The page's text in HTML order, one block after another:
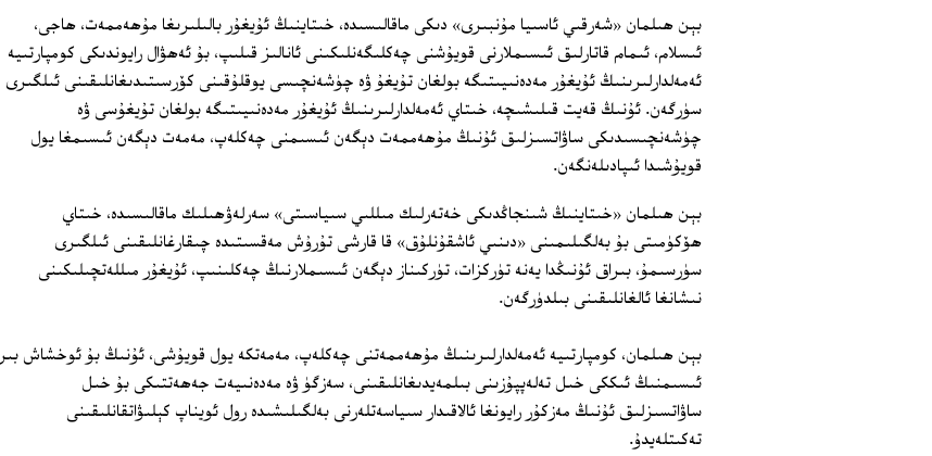
بېن ھىلمان «شەرقىي ئاسىيا مۇنبىرى» دىكى ماقالىسىدە، خىتاينىڭ ئۇيغۇر بالىلىرىغا مۇھەممەت، ھاجى،
ئىسلام، ئىمام قاتارلىق ئىسىملارنى قويۇشنى چەكلىگەنلىكىنى ئانالىز قىلىپ، بۇ ئەھۋال رايوندىكى كومپارتىيە
ئەمەلدارلىرىنىڭ ئۇيغۇر مەدەنىيىتىگە بولغان تۇيغۇ ۋە چۈشەنچىسى يوقلۇقىنى كۆرسىتىدىغانلىقىنى ئىلگىرى
سۈرگەن. ئۇنىڭ قەيت قىلىشىچە، خىتاي ئەمەلدارلىرىنىڭ ئۇيغۇر مەدەنىيىتىگە بولغان تۇيغۇسى ۋە
چۈشەنچىسىدىكى ساۋاتسىزلىق ئۇنىڭ مۇھەممەت دېگەن ئىسىمنى چەكلەپ، مەمەت دېگەن ئىسىمغا يول
قويۇشىدا ئىپادىلەنگەن.
بېن ھىلمان «خىتاينىڭ شىنجاڭدىكى خەتەرلىك مىللىي سىياسىتى» سەرلەۋھىلىك ماقالىسىدە، خىتاي
ھۆكۈمىتى بۇ بەلگىلىمىنى «دىنىي ئاشقۇنلۇق» قا قارشى تۇرۇش مەقسىتىدە چىقارغانلىقىنى ئىلگىرى
سۈرسىمۇ، بىراق ئۇنىڭدا يەنە تۈركزات، تۈركىناز دېگەن ئىسىملارنىڭ چەكلىنىپ، ئۇيغۇر مىللەتچىلىكىنى
نىشانغا ئالغانلىقىنى بىلدۈرگەن.
بېن ھىلمان، كومپارتىيە ئەمەلدارلىرىنىڭ مۇھەممەتنى چەكلەپ، مەمەتكە يول قويۇشى، ئۇنىڭ بۇ ئوخشاش بىر
ئىسىمنىڭ ئىككى خىل تەلەپپۇزىنى بىلمەيدىغانلىقىنى، سەزگۈ ۋە مەدەنىيەت جەھەتتىكى بۇ خىل
ساۋاتسىزلىق ئۇنىڭ مەزكۇر رايونغا ئالاقىدار سىياسەتلەرنى بەلگىلىشىدە رول ئويناپ كېلىۋاتقانلىقىنى
تەكىتلەيدۇ.